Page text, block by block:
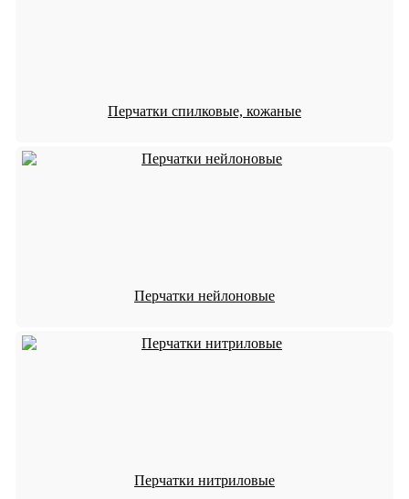
Перчатки спилковые, кожаные
Перчатки нейлоновые
Перчатки нитриловые